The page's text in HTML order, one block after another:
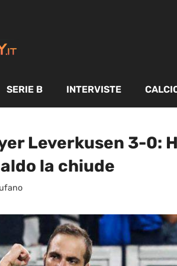
SERIE B INTERVISTE
Leverkusen 3-0:
la chiude